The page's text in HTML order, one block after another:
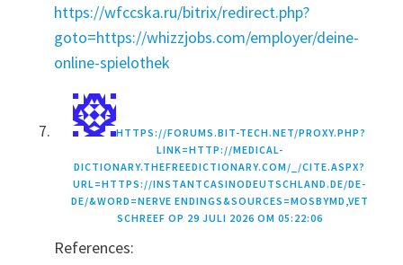
https://wfccska.ru/bitrix/redirect.php?
goto=https://whizzjobs.com/employer/deine-
online-spielothek
HTTPS://FORUMS.BIT-TECH.NET/PROXY.PHP?
LINK=HTTP://MEDICAL-
DICTIONARY.THEFREEDICTIONARY.COM/_/CITE.ASPX?
URL=HTTPS://INSTANTCASINODEUTSCHLAND.DE/DE-
DE/&WORD=NERVE ENDINGS&SOURCES=MOSBYMD,VET
SCHREEF OP 29 JULI 2026 OM 05:22:06
References: